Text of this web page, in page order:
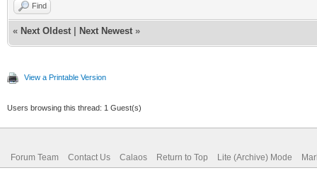
Find
« Next Oldest Next Newest »
View a Printable Version
Users browsing this thread: 1 Guest(s)
Forum Team Contact Us Calaos Return to Top Lite (Archive) Mode